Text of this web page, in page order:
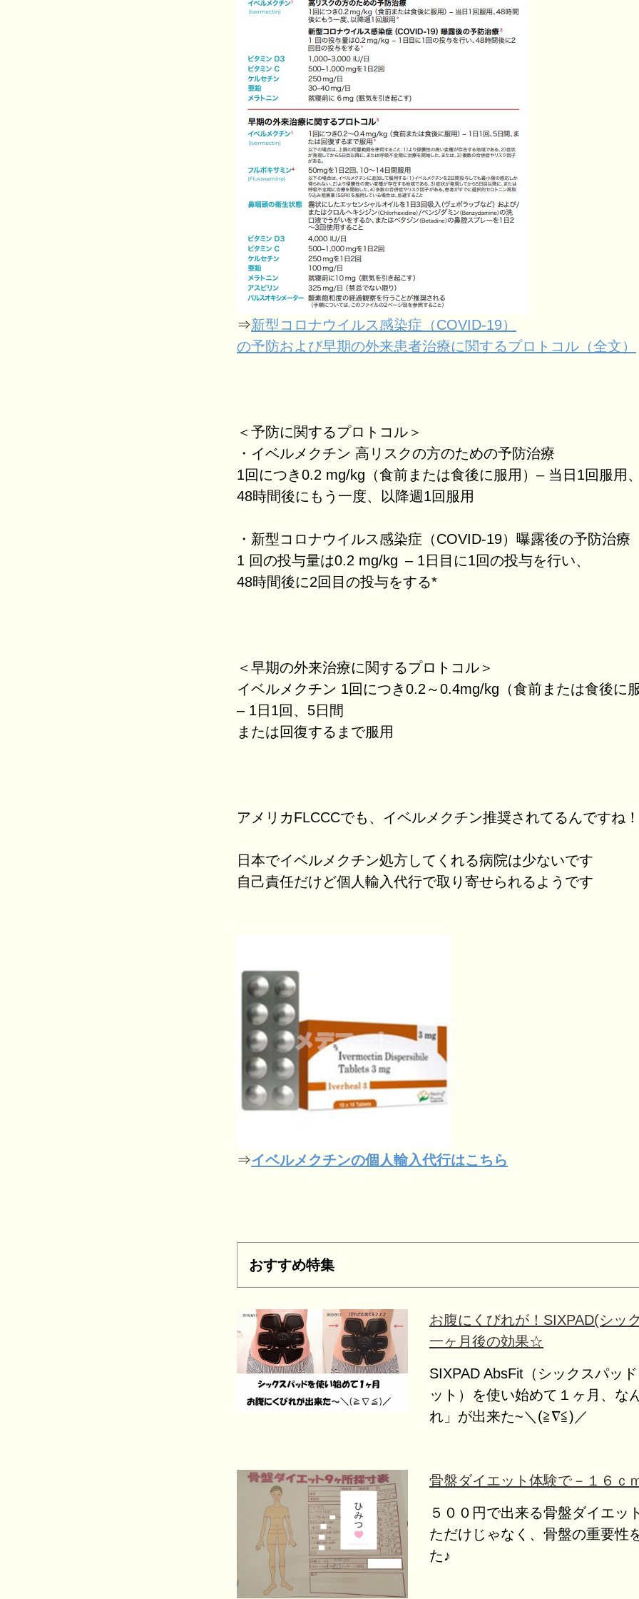
⇒新型コロナウイルス感染症（COVID-19）
の予防および早期の外来患者治療に関するプロトコル（全文）
＜予防に関するプロトコル＞
・イベルメクチン 高リスクの方のための予防治療
1回につき0.2 mg/kg（食前または食後に服用）– 当日1回服用、
48時間後にもう一度、以降週1回服用
・新型コロナウイルス感染症（COVID-19）曝露後の予防治療
1 回の投与量は0.2 mg/kg – 1日目に1回の投与を行い、
48時間後に2回目の投与をする*
＜早期の外来治療に関するプロトコル＞
イベルメクチン 1回につき0.2～0.4mg/kg（食前または食後に服
– 1日1回、5日間
または回復するまで服用
アメリカFLCCCでも、イベルメクチン推奨されてるんですね！
日本でイベルメクチン処方してくれる病院は少ないです
自己責任だけど個人輸入代行で取り寄せられるようです
⇒イベルメクチンの個人輸入代行はこちら
おすすめ特集
お腹にくびれが！SIXPAD(シッ
一ヶ月後の効果☆
SIXPAD AbsFit（シックスパッ
ット）を使い始めて１ヶ月、な
れ」が出来た~＼(≧∇≦)／
骨盤ダイエット体験で－１６ｃ
５００円で出来る骨盤ダイエッ
ただけじゃなく、骨盤の重要性
た♪